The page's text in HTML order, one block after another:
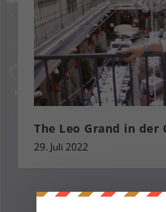
The Leo Grand in der
29. Juli 2022